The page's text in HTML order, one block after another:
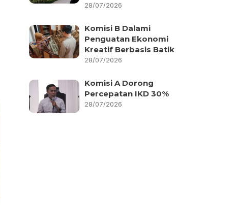
28/07/2026
Komisi B Dalami
Penguatan Ekonomi
Kreatif Berbasis Batik
28/07/2026
Komisi A Dorong
Percepatan IKD 30%
28/07/2026